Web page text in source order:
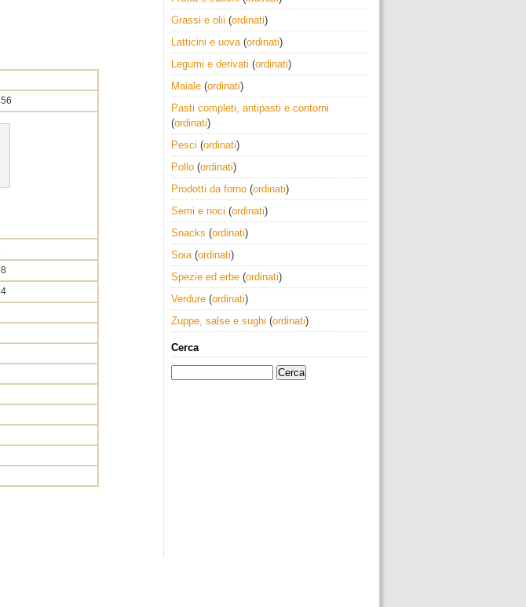
Grassi e olii (ordinati)
Latticini e uova(ordinati)
Legumi e derivati (ordinati)
Maiale (ordinati)
Pasti completi, antipasti e contorni
(ordinati)
Pesci (ordinati)
Pollo (ordinati)
Prodotti da forno (ordinati)
Semi e noci (ordinati)
Snacks (ordinati)
Soia(ordinati)
Spezie ed erbe (ordinati)
Verdure (ordinati)
Zuppe, salse e sughi (ordinati)
Cerca